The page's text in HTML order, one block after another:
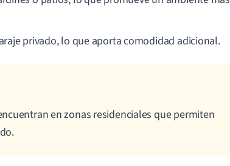
privado, lo que aporta comodidad adicional.
en zonas residenciales que permiten